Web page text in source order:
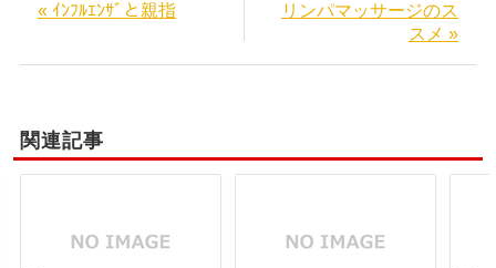
« ｲﾝﾌﾙｴﾝｻﾞと親指
リンパマッサージのス
スメ »
関連記事